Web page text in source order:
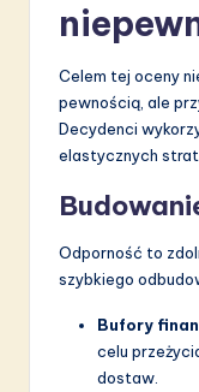
Celem tej oceny
pewnością, ale
Decydenci
elastycznych
Odporność to
szybkiego
Bufory
celu
dostaw.